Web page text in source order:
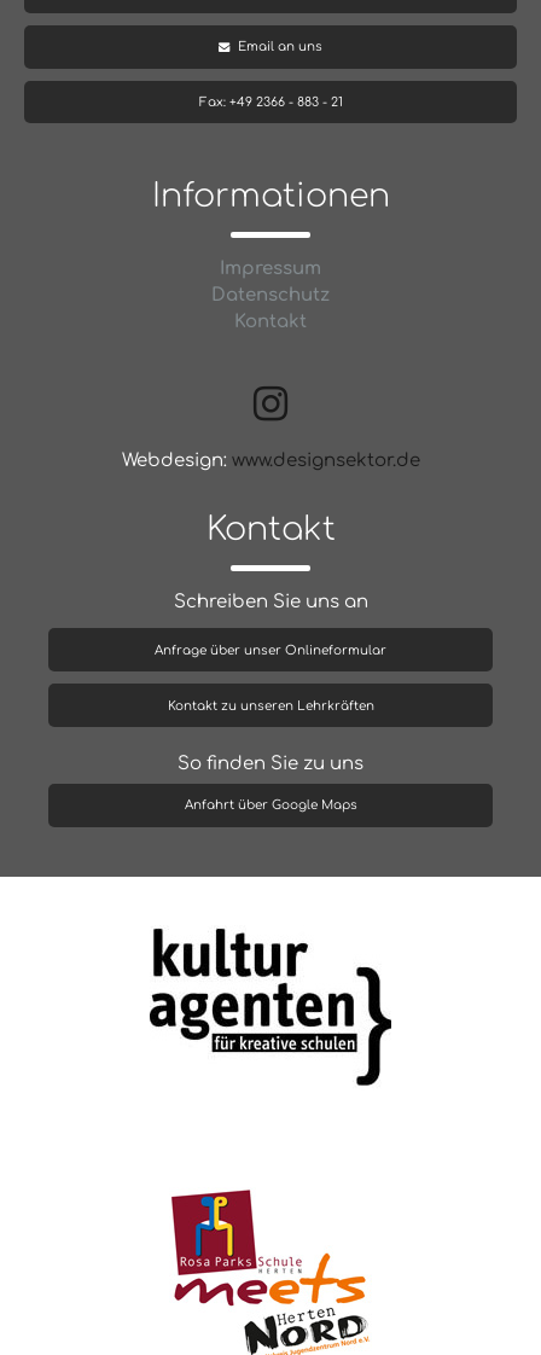
Email an uns
Fax: +49 2366 - 883 - 21
Informationen
Impressum
Datenschutz
Kontakt
Webdesign: www.designsektor.de
Kontakt
Schreiben Sie uns an
Anfrage über unser Onlineformular
Kontakt zu unseren Lehrkräften
So finden Sie zu uns
Anfahrt über Google Maps